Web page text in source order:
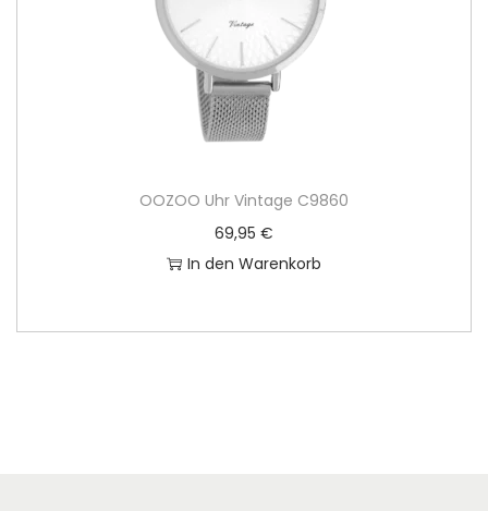
OOZOO Uhr Vintage C9860
69,95 €
In den Warenkorb